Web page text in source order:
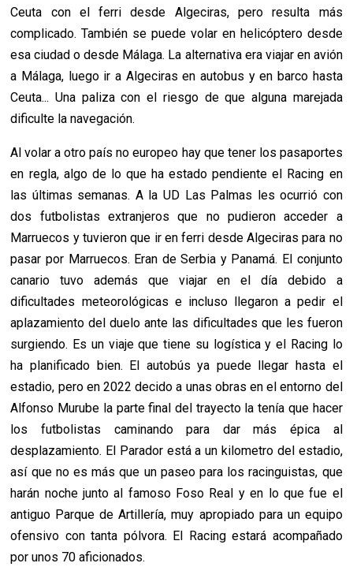
Ceuta con el ferri desde Algeciras, pero resulta más
complicado. También se puede volar en helicóptero desde
esa ciudad o desde Málaga. La alternativa era viajar en avión
a Málaga, luego ir a Algeciras en autobus y en barco hasta
Ceuta... Una paliza con el riesgo de que alguna marejada
dificulte la navegación.
Al volar a otro país no europeo hay que tener los pasaportes
en regla, algo de lo que ha estado pendiente el Racing en
las últimas semanas. A la UD Las Palmas les ocurrió con
dos futbolistas extranjeros que no pudieron acceder a
Marruecos y tuvieron que ir en ferri desde Algeciras para no
pasar por Marruecos. Eran de Serbia y Panamá. El conjunto
canario tuvo además que viajar en el día debido a
dificultades meteorológicas e incluso llegaron a pedir el
aplazamiento del duelo ante las dificultades que les fueron
surgiendo. Es un viaje que tiene su logística y el Racing lo
ha planificado bien. El autobús ya puede llegar hasta el
estadio, pero en 2022 decido a unas obras en el entorno del
Alfonso Murube la parte final del trayecto la tenía que hacer
los futbolistas caminando para dar más épica al
desplazamiento. El Parador está a un kilometro del estadio,
así que no es más que un paseo para los racinguistas, que
harán noche junto al famoso Foso Real y en lo que fue el
antiguo Parque de Artillería, muy apropiado para un equipo
ofensivo con tanta pólvora. El Racing estará acompañado
por unos 70 aficionados.